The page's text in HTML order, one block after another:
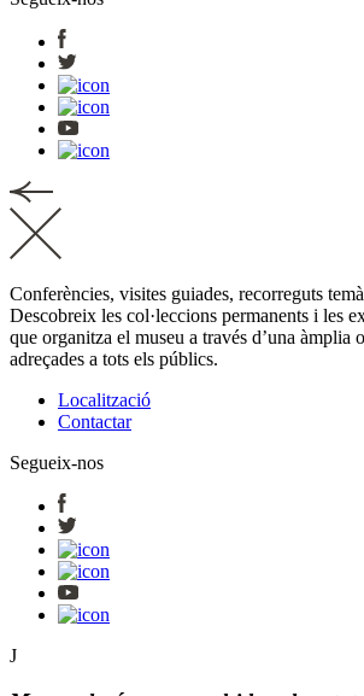
Conferències, visites guiades, recorreguts
Descobreix les col·leccions permanents i les
que organitza el museu a través d’una àmplia
adreçades a tots els públics.
Localització
Contactar
Segueix-nos
J